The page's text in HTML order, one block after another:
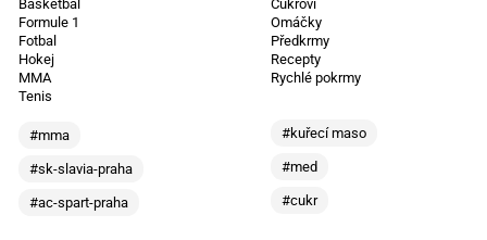
Basketbal
Formule 1
Fotbal
Hokej
MMA
Tenis
#mma
#sk-slavia-praha
#ac-spart-praha
Cukroví
Omáčky
Předkrmy
Recepty
Rychlé pokrmy
#kuřecí maso
#med
#cukr